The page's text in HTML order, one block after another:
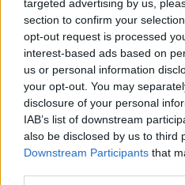
targeted advertising by us,
section to confirm your
opt-out request is processed
interest-based ads based on
us or personal information
your opt-out. You may
disclosure of your personal
IAB’s list of downstream
also be disclosed by us to third
Downstream Participants that
“Non siamo un paese jawohl;
rappresentare, rappresentiamo gli
ungheresi, ha aggiunto” Szijjártó.
Ha detto che il ministero degli
l’ambasciatore svedese ieri
posizione del governo e ha chiesto
astenersi dal fare tali commenti in
Szijjártó ha affermato che questo
basano in alcun modo sul rispetto